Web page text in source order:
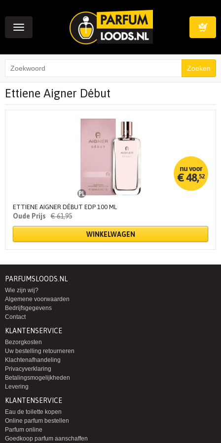
Toggle
navigation
Ettiene Aigner Début
ETTIENE AIGNER DÉBUT EDP 100 ML
€61,95
€48,52
WINKELWAGEN
PARFUMSLOODS.NL
Wie zijn wij?
Algemene voorwaarden
Bedrijfsgegevens
Contact
KLANTENSERVICE
Bezorgkosten
Uw bestelling retourneren
Klachtenafhandeling
Privacyverklaring
Betalingsmogelijkheden
Levering
KLANTENSERVICE
Eau de toilette kopen
Online parfum bestellen
Parfum online
Goedkoop parfum aanschaffen